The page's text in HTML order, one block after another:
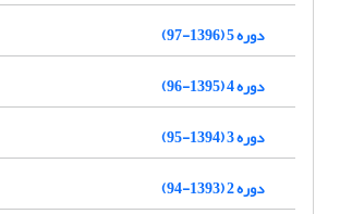
دوره 5 (1396-97)
دوره 4 (1395-96)
دوره 3 (1394-95)
دوره 2 (1393-94)